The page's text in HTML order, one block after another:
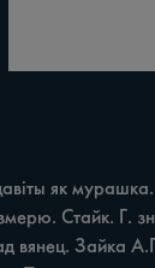
як мурашка.
Стайк. Г.
вянец. Зайка